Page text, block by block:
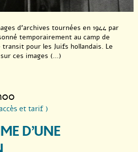
d’archives tournées en 1944 par
temporairement au camp de
pour les Juifs hollandais. Le
ces images (...)
et tarif )
D’UNE